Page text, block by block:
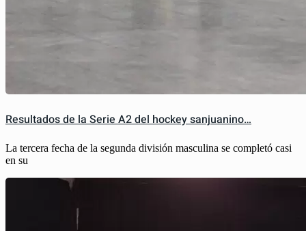
Resultados de la Serie A2 del hockey sanjuanino…
La tercera fecha de la segunda división masculina se completó casi
en su